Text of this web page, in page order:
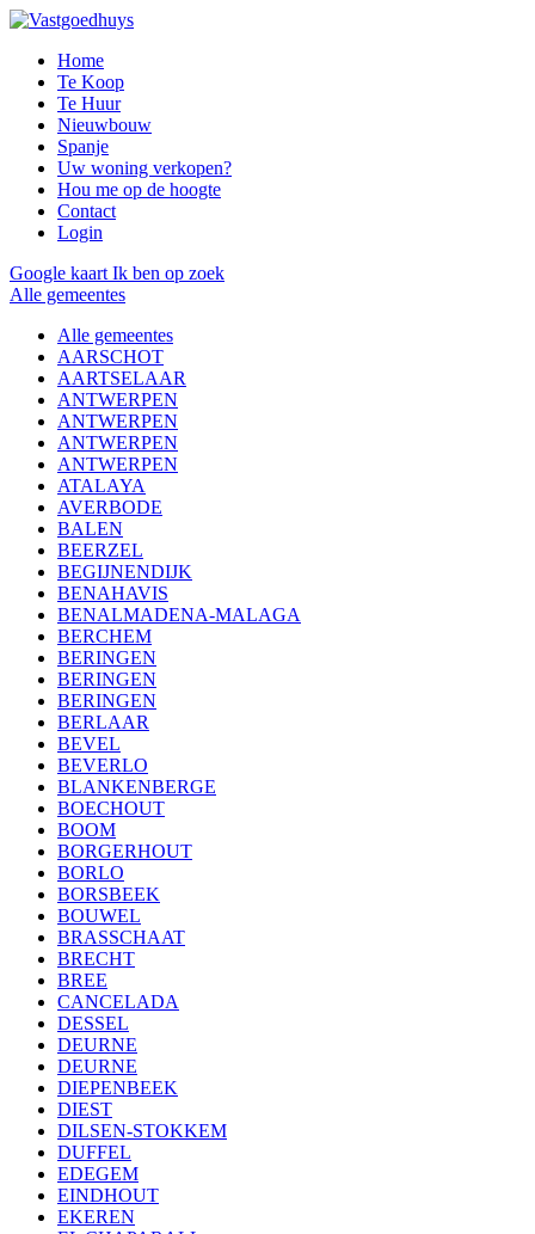
Home
Te Koop
Te Huur
Nieuwbouw
Spanje
Uw woning verkopen?
Hou me op de hoogte
Contact
Login
Google kaart Ik ben op zoek
Alle gemeentes
Alle gemeentes
AARSCHOT
AARTSELAAR
ANTWERPEN
ANTWERPEN
ANTWERPEN
ANTWERPEN
ATALAYA
AVERBODE
BALEN
BEERZEL
BEGIJNENDIJK
BENAHAVIS
BENALMADENA-MALAGA
BERCHEM
BERINGEN
BERINGEN
BERINGEN
BERLAAR
BEVEL
BEVERLO
BLANKENBERGE
BOECHOUT
BOOM
BORGERHOUT
BORLO
BORSBEEK
BOUWEL
BRASSCHAAT
BRECHT
BREE
CANCELADA
DESSEL
DEURNE
DEURNE
DIEPENBEEK
DIEST
DILSEN-STOKKEM
DUFFEL
EDEGEM
EINDHOUT
EKEREN